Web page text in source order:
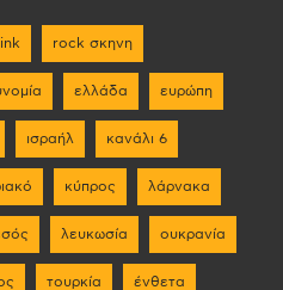
rock σκηνη
ελλάδα ευρώπη
ισραήλ κανάλι 6
κύπρος λάρνακα
λευκωσία ουκρανία
τουρκία ένθετα